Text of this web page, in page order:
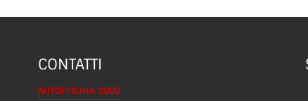
CONTATTI
AUTOFFICINA 2000